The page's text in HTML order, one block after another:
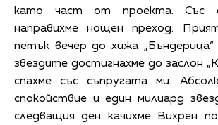
като част от проекта. Със
направихме нощен преход.
петък вечер до хижа
звездите достигнахме до заслон
спахме със съпругата ми.
спокойствие и един милиард
следващия ден качихме Вихрен